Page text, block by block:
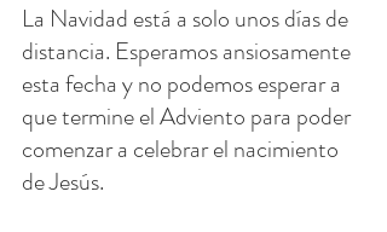
La Navidad está a solo unos días de
distancia. Esperamos ansiosamente
esta fecha y no podemos esperar a
que termine el Adviento para poder
comenzar a celebrar el nacimiento
de Jesús.